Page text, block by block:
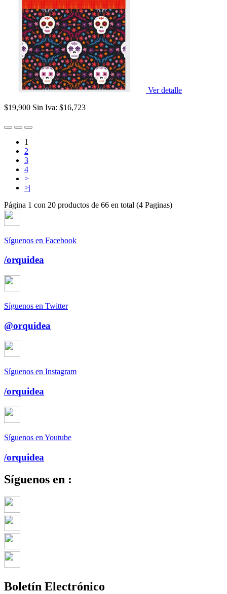
Ver detalle
$19,900 Sin Iva: $16,723
1
2
3
4
>
>|
Página 1 con 20 productos de 66 en total (4 Paginas)
Síguenos en Facebook
/orquidea
Síguenos en Twitter
@orquidea
Síguenos en Instagram
/orquidea
Síguenos en Youtube
/orquidea
Síguenos en :
Boletín Electrónico